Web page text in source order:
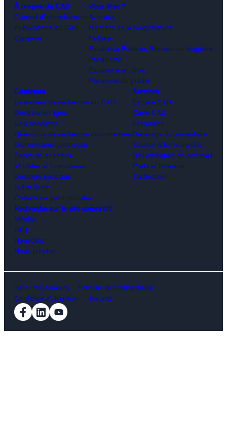
À propos du CAIJ
Conseil d’administration
Publications du CAIJ
Carrières
Vous êtes ?
Avocat.e
Membre de la magistrature
Notaire
Étudiant.e École du Barreau ou stagiaire
Parajuriste
Étudiant.e en droit
Personne du public
Contenus
Le moteur de recherche du CAIJ
Doctrine en ligne
Lois annotées
Questions de recherche documentées
Dictionnaires juridiques
Bases de données
Modèles et formulaires
Dossiers spéciaux
Index Scott
Collections patrimoniales
Services
Espace CAIJ
Carte CAIJ
Formation
Repérage documentaire
Soutien à la recherche
Bibliothèques de cotravail
Prêts et livraison
Tarification
Recherche sur le site corporatif
Médias
FAQ
Nouvelles
Nous joindre
Gérer mes témoins
Politique de confidentialité
Conditions d’utilisation
Sécurité